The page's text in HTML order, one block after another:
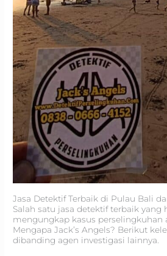
Jasa Detektif Terbaik di Pulau Bali
Salah satu jasa detektif terbaik yang
mengungkap kasus perselingkuhan
Mengapa Jack’s Angels? Berikut
dibanding agen investigasi lainnya.